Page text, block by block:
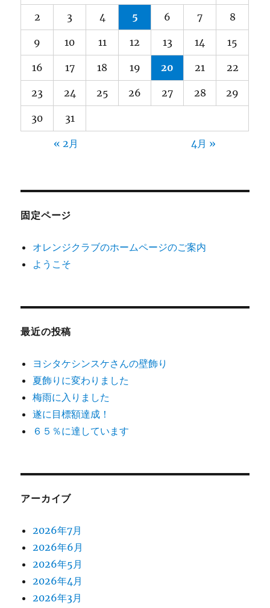
2 3 4 5 6 7 8
9 10 11 12 13 14 15
16 17 18 19 20 21 22
23 24 25 26 27 28 29
30 31
« 2月 4月 »
固定ページ
オレンジクラブのホームページのご案内
ようこそ
最近の投稿
ヨシタケシンスケさんの壁飾り
夏飾りに変わりました
梅雨に入りました
遂に目標額達成！
６５％に達しています
アーカイブ
2026年7月
2026年6月
2026年5月
2026年4月
2026年3月